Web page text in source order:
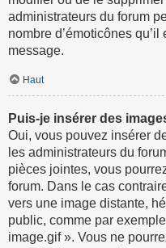
administrateurs du forum
nombre d’émoticônes
message.
Haut
Puis-je insérer des
Oui, vous pouvez insérer
les administrateurs du
pièces jointes, vous
forum. Dans le cas
vers une image distante,
public, comme par
image.gif ». Vous ne